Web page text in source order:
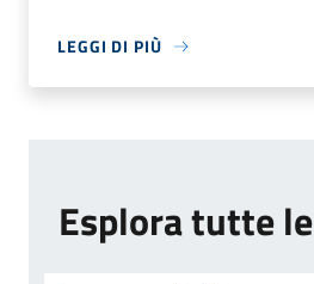
LEGGI DI PIÙ
Esplora tutte